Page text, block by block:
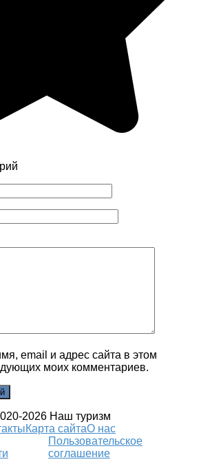
email и адрес сайта в этом
моих комментариев.
2026 Наш туризм
Карта сайтаО нас
Пользовательское
соглашение